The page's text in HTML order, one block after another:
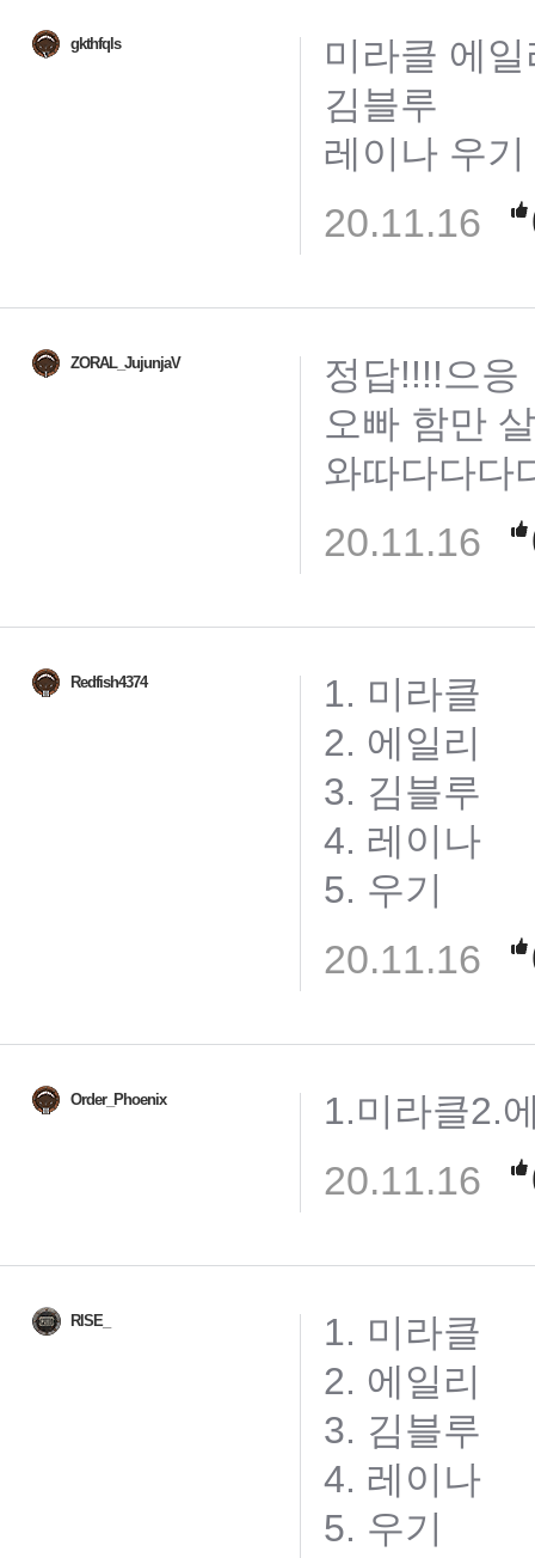
gkthfqls
미라클 에일
김블루
레이나 우기
20.11.16
ZORAL_JujunjaV
정답!!!!으응
오빠 함만
와따다다다
20.11.16
Redfish4374
1. 미라클
2. 에일리
3. 김블루
4. 레이나
5. 우기
20.11.16
Order_Phoenix 1.미라클2.
20.11.16
RlSE_
1. 미라클
2. 에일리
3. 김블루
4. 레이나
5. 우기